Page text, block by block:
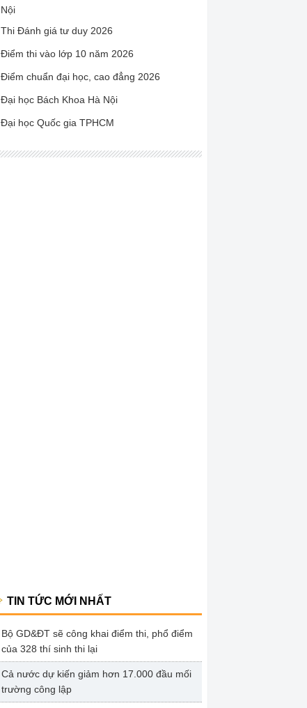
Nội
Thi Đánh giá tư duy 2026
Điểm thi vào lớp 10 năm 2026
Điểm chuẩn đại học, cao đẳng 2026
Đại học Bách Khoa Hà Nội
Đại học Quốc gia TPHCM
TIN TỨC MỚI NHẤT
Bộ GD&ĐT sẽ công khai điểm thi, phổ điểm
của 328 thí sinh thi lại
Cả nước dự kiến giảm hơn 17.000 đầu mối
trường công lập